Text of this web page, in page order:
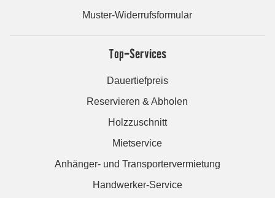
Muster-Widerrufsformular
Top-Services
Dauertiefpreis
Reservieren & Abholen
Holzzuschnitt
Mietservice
Anhänger- und Transportervermietung
Handwerker-Service